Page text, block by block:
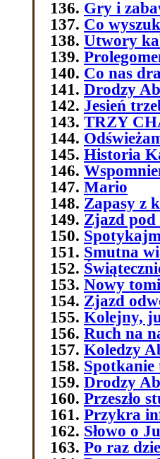
Gry i
Co
Utwory
Co nas
Drodzy
Jesień
TRZY
Historia
Mario
Zapasy z
Zjazd
Smutna
Nowy
Zjazd
Kolejny,
Ruch na
Koledzy
Spotkanie
Drodzy
Przeszło
Przykra
Słowo o
Po raz